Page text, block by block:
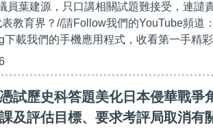
員葉建源，只口講相關試題難接受，連譴
教育界？//請Follow我們的YouTube頻道：
下載我們的手機應用程式，收看第一手精
憑試歷史科答題美化日本侵華戰
及評估目標、要求考評局取消有